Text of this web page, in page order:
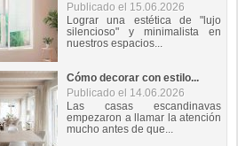
Publicado el 15.06.2026
Lograr una estética de "lujo
silencioso" y minimalista en
nuestros espacios...
Cómo decorar con estilo...
Publicado el 14.06.2026
Las casas escandinavas
empezaron a llamar la atención
mucho antes de que...